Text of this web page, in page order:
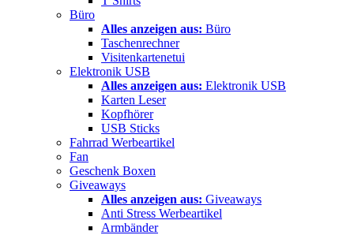
Büro
Alles anzeigen aus: Büro
Taschenrechner
Visitenkartenetui
Elektronik USB
Alles anzeigen aus: Elektronik USB
Karten Leser
Kopfhörer
USB Sticks
Fahrrad Werbeartikel
Fan
Geschenk Boxen
Giveaways
Alles anzeigen aus: Giveaways
Anti Stress Werbeartikel
Armbänder